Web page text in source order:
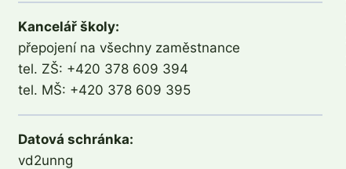
Kancelář školy:
přepojení na všechny zaměstnance
tel. ZŠ: +420 378 609 394
tel. MŠ: +420 378 609 395
Datová schránka:
vd2unng